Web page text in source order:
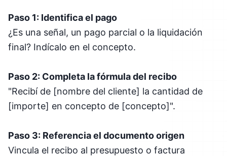
Paso 1: Identifica el pago
¿Es una señal, un pago parcial o la liquidación
final? Indícalo en el concepto.
Paso 2: Completa la fórmula del recibo
"Recibí de [nombre del cliente] la cantidad de
[importe] en concepto de [concepto]".
Paso 3: Referencia el documento origen
Vincula el recibo al presupuesto o factura